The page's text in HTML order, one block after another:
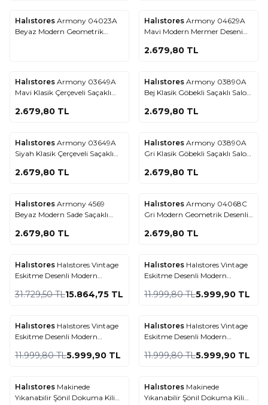
Favorilere Ekle
Halıstores Armony 04023A
Beyaz Modern Geometrik
Favorilere Ekle
Halıstores Armony 04629A
Mavi Modern Mermer Deseni
2.679,80 TL
Favorilere Ekle
Halıstores Armony 03649A
Mavi Klasik Çerçeveli Saçaklı
2.679,80 TL
Favorilere Ekle
Halıstores Armony 03890A
Bej Klasik Göbekli Saçaklı Salon
2.679,80 TL
Favorilere Ekle
Halıstores Armony 03649A
Siyah Klasik Çerçeveli Saçaklı
2.679,80 TL
Favorilere Ekle
Halıstores Armony 03890A
Gri Klasik Göbekli Saçaklı Salon
2.679,80 TL
Favorilere Ekle
Halıstores Armony 4569
Beyaz Modern Sade Saçaklı
2.679,80 TL
Favorilere Ekle
Halıstores Armony 04068C
Gri Modern Geometrik Desenli
2.679,80 TL
%50
Favorilere Ekle
Halıstores Halıstores Vintage
Eskitme Desenli Modern
Shr 03 Bej
31.729,50TL15.864,75 TL
Yeni Ürün
%50
Favorilere Ekle
Halıstores Halıstores Vintage
Eskitme Desenli Modern
Shr 03 Kırmızı
11.999,80TL5.999,90 TL
Yeni Ürün
%50
Favorilere Ekle
Halıstores Halıstores Vintage
Eskitme Desenli Modern
Shr 02 Yeşil
11.999,80TL5.999,90 TL
Yeni Ürün
%50
Favorilere Ekle
Halıstores Halıstores Vintage
Eskitme Desenli Modern
Shr 03 Lacivert
11.999,80TL5.999,90 TL
%50
Favorilere Ekle
Halıstores Makinede
Yıkanabilir Şönil Dokuma Kilim
%50
Favorilere Ekle
Halıstores Makinede
Yıkanabilir Şönil Dokuma Kilim